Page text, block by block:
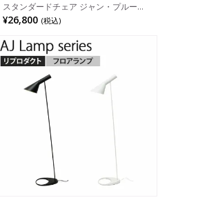
スタンダードチェア ジャン・プルーヴ
ェ リプロダクト 完成品
¥26,800 (税込)